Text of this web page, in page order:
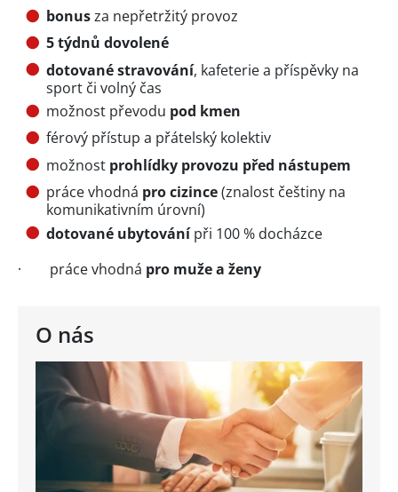
O nás
bonusza nepřetržitý provoz
5 týdnů dovolené
dotované stravování, kafeterie a příspěvky na
sport či volný čas
možnost převodu pod kmen
férový přístup a přátelský kolektiv
možnost prohlídky provozu před nástupem
práce vhodná pro cizince(znalost češtiny na
komunikativním úrovní)
dotované ubytovánípři 100 % docházce
· práce vhodná pro muže a ženy